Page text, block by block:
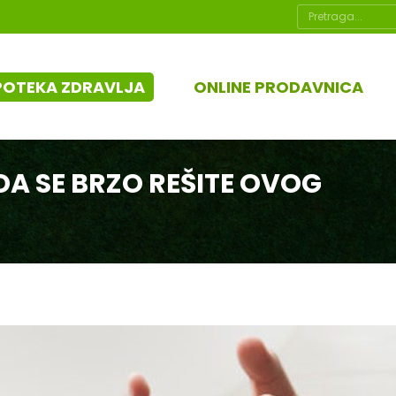
Search:
ZDRAVLJA ONLINE PRODAVNICA
SE BRZO REŠITE OVOG